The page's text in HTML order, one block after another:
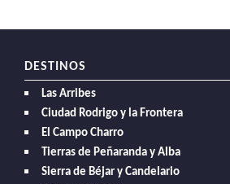
DESTINOS
Las Arribes
Ciudad Rodrigo y la Frontera
El Campo Charro
Tierras de Peñaranda y Alba
Sierra de Béjar y Candelario